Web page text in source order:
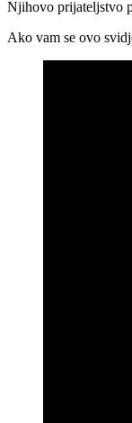
Njihovo prijateljstvo
Ako vam se ovo